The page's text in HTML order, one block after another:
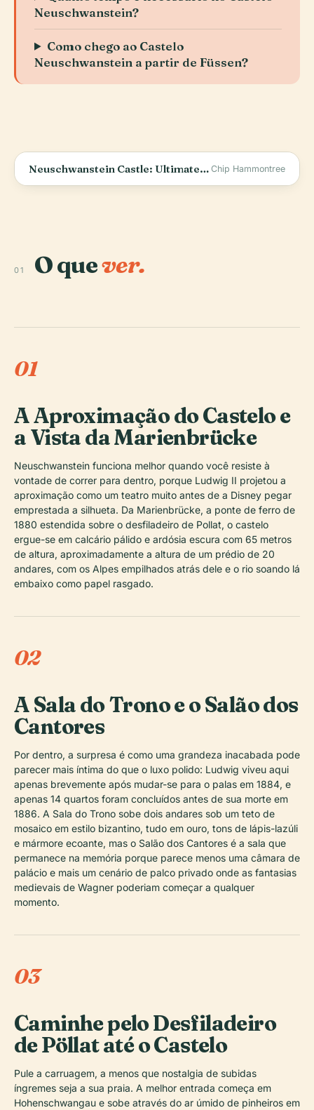
Neuschwanstein?
Como chego ao Castelo
Neuschwanstein a partir de Füssen?
Neuschwanstein Castle: Ultimate Visitor&#39;s Guide Chip Hammontree
01 O quever.
01
A Aproximação do Castelo e
a Vista da Marienbrücke
Neuschwanstein funciona melhor quando você resiste à
vontade de correr para dentro, porque Ludwig II projetou a
aproximação como um teatro muito antes de a Disney pegar
emprestada a silhueta. Da Marienbrücke, a ponte de ferro de
1880 estendida sobre o desfiladeiro de Pollat, o castelo
ergue-se em calcário pálido e ardósia escura com 65 metros
de altura, aproximadamente a altura de um prédio de 20
andares, com os Alpes empilhados atrás dele e o rio soando lá
embaixo como papel rasgado.
02
A Sala do Trono e o Salão dos
Cantores
Por dentro, a surpresa é como uma grandeza inacabada pode
parecer mais íntima do que o luxo polido: Ludwig viveu aqui
apenas brevemente após mudar-se para o palas em 1884, e
apenas 14 quartos foram concluídos antes de sua morte em
1886. A Sala do Trono sobe dois andares sob um teto de
mosaico em estilo bizantino, tudo em ouro, tons de lápis-lazúli
e mármore ecoante, mas o Salão dos Cantores é a sala que
permanece na memória porque parece menos uma câmara de
palácio e mais um cenário de palco privado onde as fantasias
medievais de Wagner poderiam começar a qualquer
momento.
03
Caminhe pelo Desfiladeiro
de Pöllat até o Castelo
Pule a carruagem, a menos que nostalgia de subidas
íngremes seja a sua praia. A melhor entrada começa em
Hohenschwangau e sobe através do ar úmido de pinheiros em